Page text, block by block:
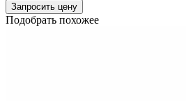
Запросить цену
Подобрать похожее